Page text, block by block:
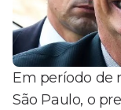
Em período de
São Paulo, o